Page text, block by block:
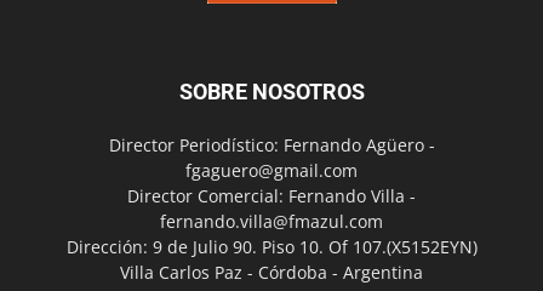
SOBRE NOSOTROS
Director Periodístico: Fernando Agüero -
fgaguero@gmail.com
Director Comercial: Fernando Villa -
fernando.villa@fmazul.com
Dirección: 9 de Julio 90. Piso 10. Of 107.(X5152EYN)
Villa Carlos Paz - Córdoba - Argentina